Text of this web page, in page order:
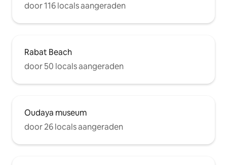
door 116 locals aangeraden
Rabat Beach
door 50 locals aangeraden
Oudaya museum
door 26 locals aangeraden